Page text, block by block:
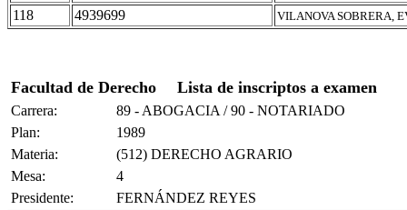
118 4939699 VILANOVA SOBRERA,
Facultad de Derecho Lista de inscriptos a examen
Carrera:
89 - ABOGACIA / 90 - NOTARIADO
Plan:
1989
Materia:
(512) DERECHO AGRARIO
Mesa:
4
Presidente:
FERNÁNDEZ REYES